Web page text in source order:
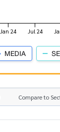
MEDIA
Compare to